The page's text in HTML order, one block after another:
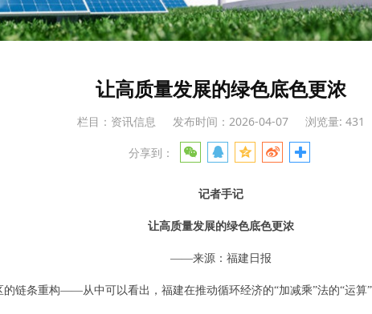
让高质量发展的绿色底色更浓
栏目：资讯信息 发布时间：2026-04-07 浏览量: 431
分享到：
记者手记
让高质量发展的绿色底色更浓
——来源：福建日报
条重构——从中可以看出，福建在推动循环经济的“加减乘”法的“运算”